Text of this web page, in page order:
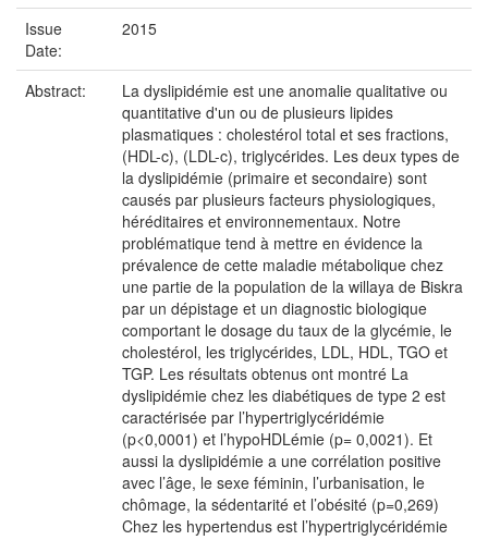
Issue
Date:
2015
Abstract:
La dyslipidémie est une anomalie qualitative ou
quantitative d'un ou de plusieurs lipides
plasmatiques : cholestérol total et ses fractions,
(HDL-c), (LDL-c), triglycérides. Les deux types de
la dyslipidémie (primaire et secondaire) sont
causés par plusieurs facteurs physiologiques,
héréditaires et environnementaux. Notre
problématique tend à mettre en évidence la
prévalence de cette maladie métabolique chez
une partie de la population de la willaya de Biskra
par un dépistage et un diagnostic biologique
comportant le dosage du taux de la glycémie, le
cholestérol, les triglycérides, LDL, HDL, TGO et
TGP. Les résultats obtenus ont montré La
dyslipidémie chez les diabétiques de type 2 est
caractérisée par l’hypertriglycéridémie
(p<0,0001) et l’hypoHDLémie (p= 0,0021). Et
aussi la dyslipidémie a une corrélation positive
avec l’âge, le sexe féminin, l’urbanisation, le
chômage, la sédentarité et l’obésité (p=0,269)
Chez les hypertendus est l’hypertriglycéridémie